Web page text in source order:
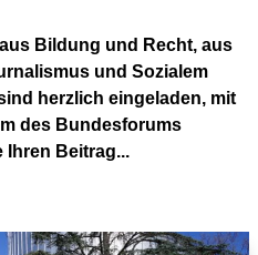
Bildung und Recht, aus
und Sozialem
herzlich eingeladen, mit
des Bundesforums
Ihren Beitrag...